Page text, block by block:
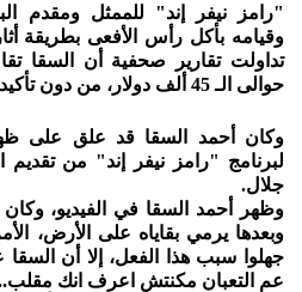
"رامز نيفر إند" للممثل ومقدم
وقيامه بأكل رأس الأفعى بطريقة
تداولت تقارير صحفية أن السقا
حوالى الـ 45 ألف دولار، من دون تأكيد أو نفي هذا الخبر.
وكان أحمد السقا قد علق على
لبرنامج "رامز نيفر إند" من تقديم
جلال.
وظهر أحمد السقا في الفيديو،
وبعدها يرمي بقاياه على الأرض،
جهلوا سبب هذا الفعل، إلا أن
عم التعبان مكنتش اعرف انك